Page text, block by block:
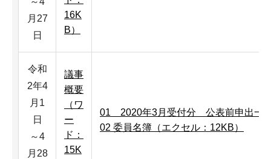
月27
日
16K
B）
令和
2年4
月1
日
～4
月28
議事
概要
（ワ
ー
ド：
15K
01 2020年3月受付分 公表前申出一
02 委員名簿（エクセル：12KB）